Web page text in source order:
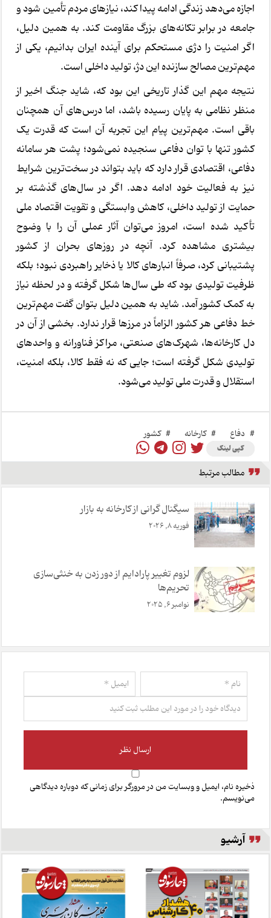
اجازه می‌دهد زندگی ادامه پیدا کند، نیازهای مردم تأمین شود و
جامعه در برابر تکانه‌های بزرگ مقاومت کند. به همین دلیل،
اگر امنیت را دژی مستحکم برای آینده ایران بدانیم، یکی از
مهم‌ترین مصالح سازنده این دژ، تولید داخلی است.
نتیجه مهم این گذار تاریخی این بود که، شاید جنگ اخیر از
منظر نظامی به پایان رسیده باشد، اما درس‌های آن همچنان
باقی است. مهم‌ترین پیام این تجربه آن است که قدرت یک
کشور تنها با توان دفاعی سنجیده نمی‌شود؛ پشت هر سامانه
دفاعی، اقتصادی قرار دارد که باید بتواند در سخت‌ترین شرایط
نیز به فعالیت خود ادامه دهد. اگر در سال‌های گذشته بر
حمایت از تولید داخلی، کاهش وابستگی و تقویت اقتصاد ملی
تأکید شده است، امروز می‌توان آثار عملی آن را با وضوح
بیشتری مشاهده کرد. آنچه در روزهای بحران از کشور
پشتیبانی کرد، صرفاً انبارهای کالا یا ذخایر راهبردی نبود؛ بلکه
ظرفیت تولیدی بود که طی سال‌ها شکل گرفته و در لحظه نیاز
به کمک کشور آمد. شاید به همین دلیل بتوان گفت مهم‌ترین
خط دفاعی هر کشور الزاماً در مرزها قرار ندارد. بخشی از آن در
دل کارخانه‌ها، شهرک‌های صنعتی، مراکز فناورانه و واحدهای
تولیدی شکل گرفته است؛ جایی که نه فقط کالا، بلکه امنیت،
استقلال و قدرت ملی تولید می‌شود.
# دفاع # کارخانه # کشور
کپی لینک
مطالب مرتبط
سیگنال گرانی از کارخانه به بازار
فوریه 8, 2026
لزوم تغییر پارادایم از دور زدن به خنثی‌سازی
تحریم‌ها
نوامبر 6, 2025
ذخیره نام، ایمیل و وبسایت من در مرورگر برای زمانی که دوباره دیدگاهی
می‌نویسم.
آرشیو